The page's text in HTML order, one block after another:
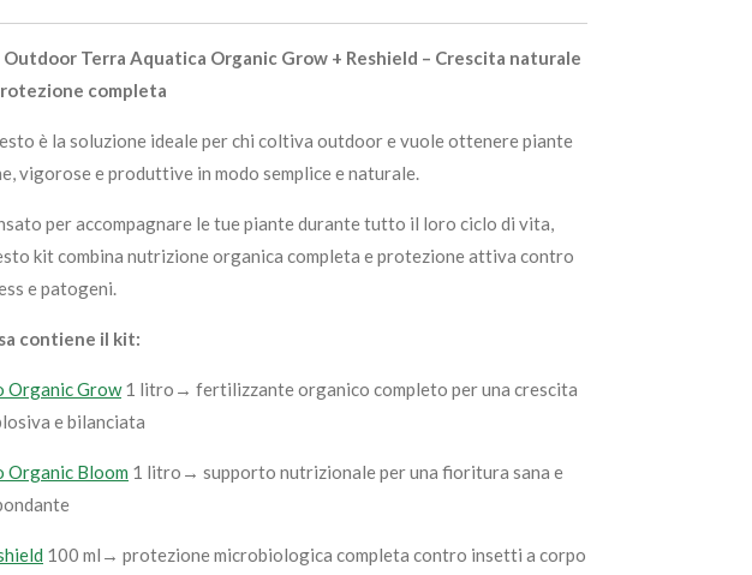
Terra Aquatica Organic Grow + Reshield – Crescita naturale
completa
è la soluzione ideale per chi coltiva outdoor e vuole ottenere piante
vigorose e produttive in modo semplice e naturale.
per accompagnare le tue piante durante tutto il loro ciclo di vita,
kit combina nutrizione organica completa e protezione attiva contro
e patogeni.
contiene il kit:
Organic Grow1 litro→ fertilizzante organico completo per una crescita
e bilanciata
Organic Bloom 1 litro→ supporto nutrizionale per una fioritura sana e
100 ml→ protezione microbiologica completa contro insetti a corpo